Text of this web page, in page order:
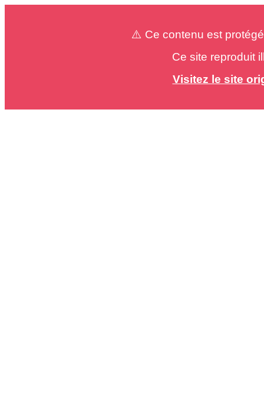
⚠️ Ce contenu est
Ce site reproduit
Visitez le site